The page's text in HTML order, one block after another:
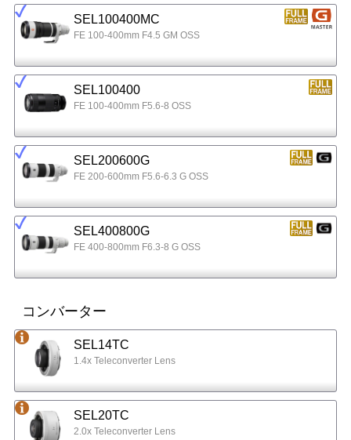
SEL100400MC
FE 100-400mm F4.5 GM OSS
SEL100400
FE 100-400mm F5.6-8 OSS
SEL200600G
FE 200-600mm F5.6-6.3 G OSS
SEL400800G
FE 400-800mm F6.3-8 G OSS
コンバーター
SEL14TC
1.4x Teleconverter Lens
SEL20TC
2.0x Teleconverter Lens